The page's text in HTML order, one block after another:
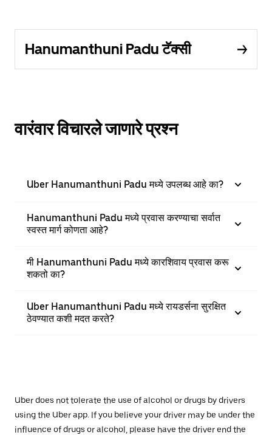
Hanumanthuni Padu टॅक्सी
वारंवार विचारले जाणारे प्रश्न
Uber Hanumanthuni Padu मध्ये उपलब्ध आहे का?
Hanumanthuni Padu मध्ये प्रवास करण्याचा सर्वात
स्वस्त मार्ग कोणता आहे?
मी Hanumanthuni Padu मध्ये कारशिवाय प्रवास करू
शकतो का?
Uber Hanumanthuni Padu मध्ये रायडर्सना सुरक्षित
ठेवण्यात कशी मदत करते?
Uber does not tolerate the use of alcohol or drugs by drivers
using the Uber app. If you believe your driver may be under the
influence of drugs or alcohol, please have the driver end the